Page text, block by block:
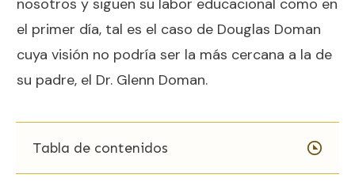
el primer día, tal es el caso de Douglas Doman
cuya visión no podría ser la más cercana a la de
su padre, el Dr. Glenn Doman.
Tabla de contenidos